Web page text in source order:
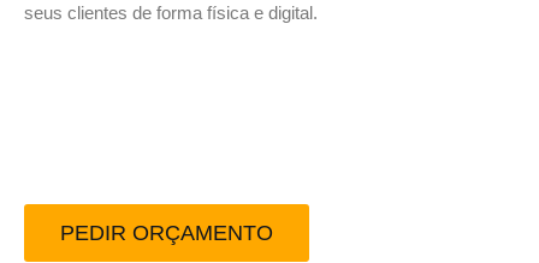
seus clientes de forma física e digital.
PEDIR ORÇAMENTO